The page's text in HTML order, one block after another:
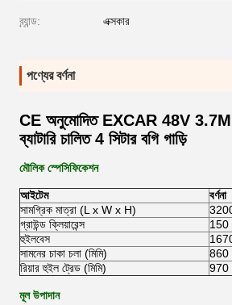
ব্র্যান্ড: এক্সকার
পণ্যের বর্ণনা
CE অনুমোদিত EXCAR 48V 3.7M
ব্যাটারি চালিত 4 সিটার বগি গাড়ি
মৌলিক স্পেসিফিকেশন
আইটেম
বর্ণনা
সামগ্রিক মাত্রা (L x W x H)
গ্রাউন্ড ক্লিয়ারেন্স
150
হুইলবেস
সামনের চাকা চলা (মিমি)
860
রিয়ার হুইল ট্রেড (মিমি)
970
মূল উপাদান